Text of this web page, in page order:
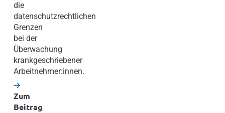
die
datenschutzrechtlichen
Grenzen
bei der
Überwachung
krankgeschriebener
Arbeitnehmer:innen.
Zum
Beitrag